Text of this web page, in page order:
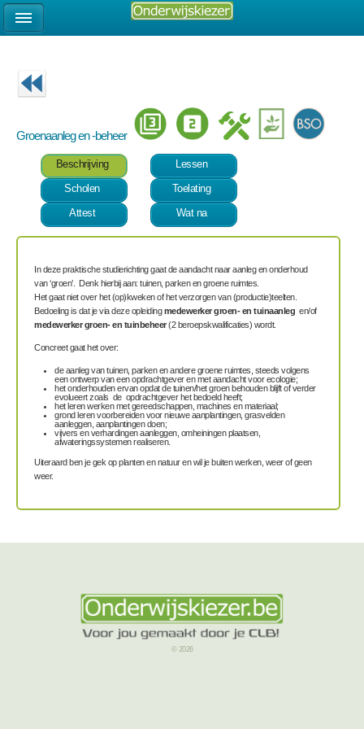
Groenaanleg en -beheer
Beschrijving
Lessen
Scholen
Toelating
Attest
Wat na
In deze praktische studierichting gaat de aandacht naar aanleg en onderhoud
van ‘groen’. Denk hierbij aan: tuinen, parken en groene ruimtes.
Het gaat niet over het (op)kweken of het verzorgen van (productie)teelten.
Bedoeling is dat je via deze opleidingmedewerker groen- en tuinaanleg en/of
medewerker groen- en tuinbeheer(2 beroepskwalificaties) wordt.
Concreet gaat het over:
de aanleg van tuinen, parken en andere groene ruimtes, steeds volgens
een ontwerp van een opdrachtgever en met aandacht voor ecologie;
het onderhouden ervan opdat de tuinen/het groen behouden blijft of verder
evolueert zoals de opdrachtgever het bedoeld heeft;
het leren werken met gereedschappen, machines en materiaal;
grond leren voorbereiden voor nieuwe aanplantingen, grasvelden
aanleggen, aanplantingen doen;
vijvers en verhardingen aanleggen, omheiningen plaatsen,
afwateringssystemen realiseren.
Uiteraard ben je gek op planten en natuur en wil je buiten werken, weer of geen
weer.
© 2026